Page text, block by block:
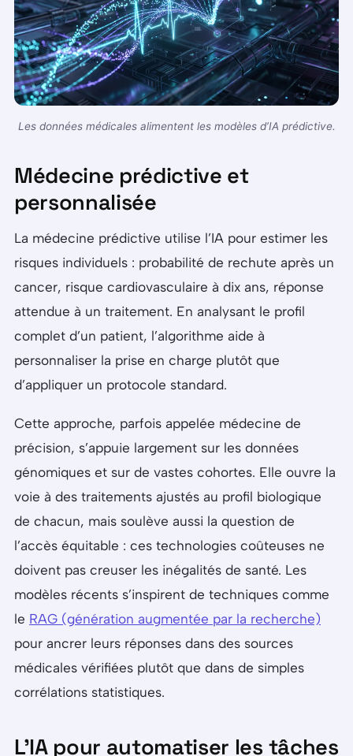
Les données médicales alimentent les modèles d’IA prédictive.
Médecine prédictive et
personnalisée
La médecine prédictive utilise l’IA pour estimer les
risques individuels : probabilité de rechute après un
cancer, risque cardiovasculaire à dix ans, réponse
attendue à un traitement. En analysant le profil
complet d’un patient, l’algorithme aide à
personnaliser la prise en charge plutôt que
d’appliquer un protocole standard.
Cette approche, parfois appelée médecine de
précision, s’appuie largement sur les données
génomiques et sur de vastes cohortes. Elle ouvre la
voie à des traitements ajustés au profil biologique
de chacun, mais soulève aussi la question de
l’accès équitable : ces technologies coûteuses ne
doivent pas creuser les inégalités de santé. Les
modèles récents s’inspirent de techniques comme
le RAG (génération augmentée par la recherche)
pour ancrer leurs réponses dans des sources
médicales vérifiées plutôt que dans de simples
corrélations statistiques.
L’IA pour automatiser les tâches